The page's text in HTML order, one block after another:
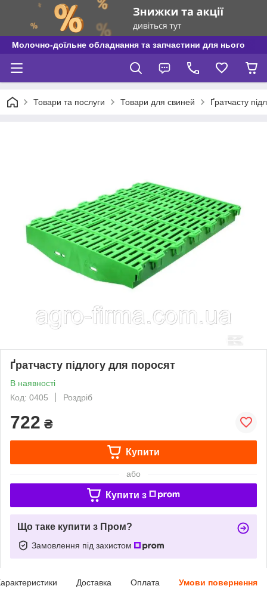
Молочно-доїльне обладнання та запчастини для нього
Товари та послуги Товари для свиней Ґратчасту
Ґратчасту підлогу для поросят
В наявності
Код: 0405
Роздріб
722 ₴
Купити
або
Купити з
Що таке купити з Пром?
Замовлення під захистом
Доставка Оплата Умови повернення